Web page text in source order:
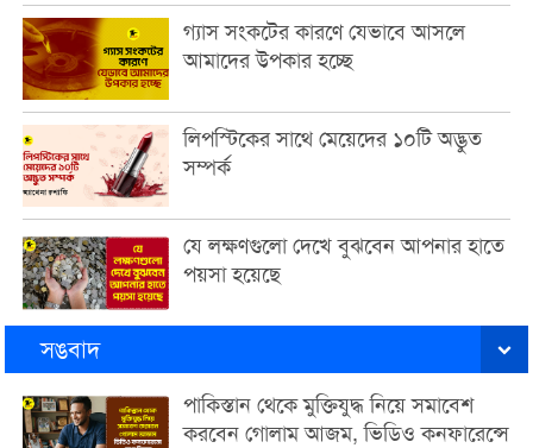
গ্যাস সংকটের কারণে যেভাবে আসলে
আমাদের উপকার হচ্ছে
লিপস্টিকের সাথে মেয়েদের ১০টি অদ্ভুত
সম্পর্ক
যে লক্ষণগুলো দেখে বুঝবেন আপনার হাতে
পয়সা হয়েছে
সঙবাদ
পাকিস্তান থেকে মুক্তিযুদ্ধ নিয়ে সমাবেশ
করবেন গোলাম আজম, ভিডিও কনফারেন্সে